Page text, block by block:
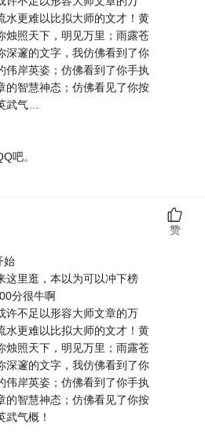
水更难以比拟大师的文才！黄
烛照天下，明见万里；雨露苍
深邃的文字，我仿佛看到了你
伟岸英姿；仿佛看到了你手执
的智慧神态；仿佛看见了你按
武气…
吧。
始
这里逛，本以为可以冲下榜
分很牛啊
许不足以形容大师文章的万
水更难以比拟大师的文才！黄
烛照天下，明见万里；雨露苍
深邃的文字，我仿佛看到了你
伟岸英姿；仿佛看到了你手执
的智慧神态；仿佛看见了你按
武气概！
赞